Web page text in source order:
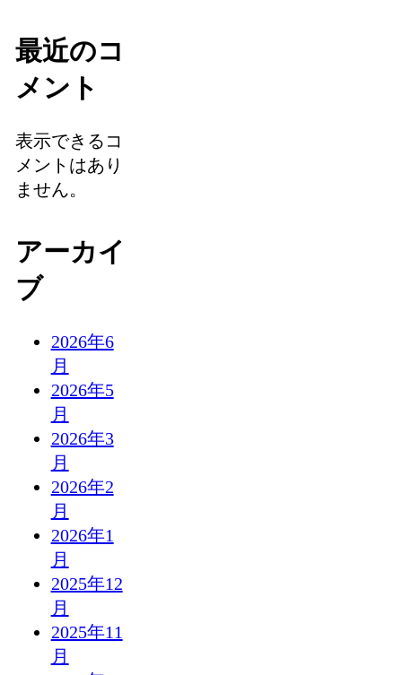
最近のコ
メント
表示できるコ
メントはあり
ません。
アーカイ
ブ
2026年6
月
2026年5
月
2026年3
月
2026年2
月
2026年1
月
2025年12
月
2025年11
月